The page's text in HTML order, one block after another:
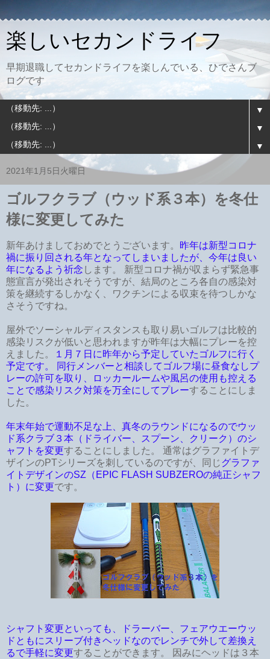
楽しいセカンドライフ
早期退職してセカンドライフを楽しんでいる、ひでさんブ
ログです
▼
▼
▼
2021年1月5日火曜日
ゴルフクラブ（ウッド系３本）を冬仕
様に変更してみた
新年あけましておめでとうございます。 昨年は新型コロナ
禍に振り回される年となってしまいましたが、今年は良い
年になるよう祈念 します。 新型コロナ禍が収まらず緊急事
態宣言が発出されそうですが、結局のところ各自の感染対
策を継続するしかなく、ワクチンによる収束を待つしかな
さそうですね。
屋外でソーシャルディスタンスも取り易いゴルフは比較的
感染リスクが低いと思われますが昨年は大幅にプレーを控
えました。
１月７日に昨年から予定していたゴルフに行く
予定です。 同行メンバーと相談してゴルフ場に昼食なしプ
レーの許可を取り、ロッカールームや風呂の使用も控える
ことで感染リスク対策を万全にしてプレーすることにしま
した。
年末年始で運動不足な上、真冬のラウンドになるのでウッ
ド系クラブ３本（ドライバー、スプーン、クリーク）のシ
ャフトを変更することにしました。 通常はグラファイトデ
ザインのPTシリーズを刺しているのですが、同じグラファ
イトデザインのSZ（EPIC FLASH SUBZEROの純正シャフ
ト）に変更です。
シャフト変更といっても、ドラーバー、フェアウエーウッ
ドともにスリーブ付きヘッドなのでレンチで外して差換え
るで手軽に変更することができます。 因みにヘッドは３本